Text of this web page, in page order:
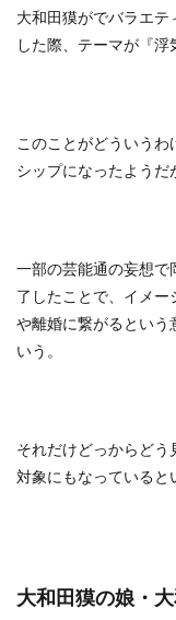
大和田獏がでバラエ
した際、テーマが『浮
このことがどういう
シップになったようだ
一部の芸能通の妄想で
了したことで、イメ
や離婚に繋がるという
いう。
それだけどっからど
対象にもなっていると
大和田獏の娘・